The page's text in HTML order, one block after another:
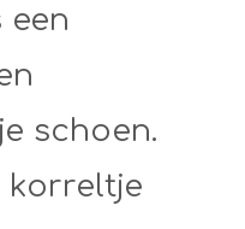
een
schoen.
korreltje